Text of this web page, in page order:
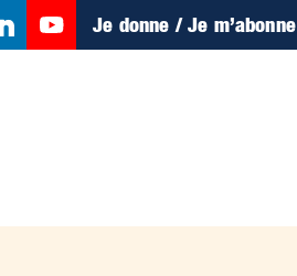
Je donne / Je m’abonne